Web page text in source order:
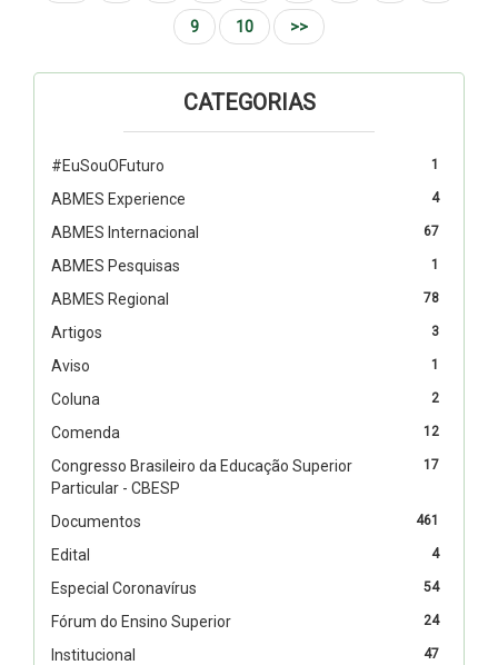
9 10 >>
CATEGORIAS
1
#EuSouOFuturo
4
ABMES Experience
67
ABMES Internacional
1
ABMES Pesquisas
78
ABMES Regional
3
Artigos
1
Aviso
2
Coluna
12
Comenda
17
Congresso Brasileiro da Educação Superior
Particular - CBESP
461
Documentos
4
Edital
54
Especial Coronavírus
24
Fórum do Ensino Superior
47
Institucional